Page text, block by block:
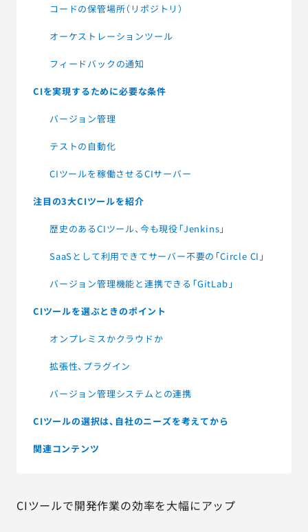
コードの保管場所（リポジトリ）
オーケストレーションツール
フィードバックの通知
CIを実現するために必要な条件
バージョン管理
テストの自動化
CIツールを稼働させるCIサーバー
注目の3大CIツールを紹介
歴史のあるCIツール、今も現役「Jenkins」
SaaSとして利用できてサーバー不要の「Circle CI」
バージョン管理機能と連携できる「GitLab」
CIツールを選ぶときのポイント
オンプレミスかクラウドか
拡張性、プラグイン
バージョン管理システムとの連携
CIツールの選択は、自社のニーズを考えてから
関連コンテンツ
CIツールで開発作業の効率を大幅にアップ